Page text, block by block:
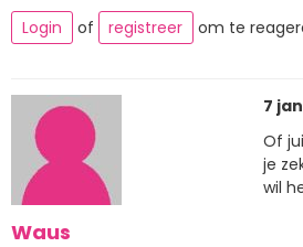
Login
of registreer om te
Waus
7
Of
je
wil